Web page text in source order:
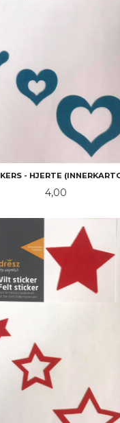
- HJERTE
Pris
4,00